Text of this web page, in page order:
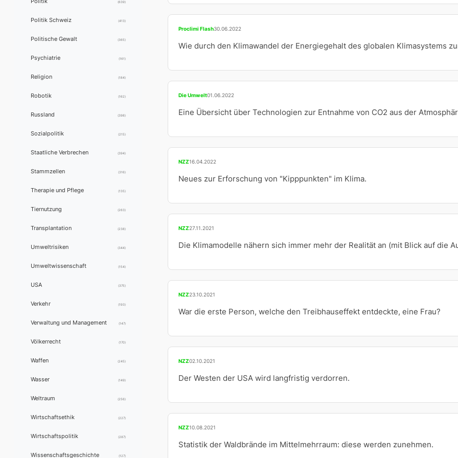
Politik (639)
Politik Schweiz (413)
Politische Gewalt (365)
Psychiatrie (161)
Religion (184)
Robotik (162)
Russland (398)
Sozialpolitik (215)
Staatliche Verbrechen (394)
Stammzellen (316)
Therapie und Pflege (135)
Tiernutzung (263)
Transplantation (238)
Umweltrisiken (344)
Umweltwissenschaft (154)
USA (375)
Verkehr (193)
Verwaltung und Management (147)
Völkerrecht (170)
Waffen (245)
Wasser (149)
Weltraum (256)
Wirtschaftsethik (227)
Wirtschaftspolitik (287)
Wissenschaftsgeschichte (127)
Proclimi Flash30.06.2022
Wie durch den Klimawandel der Energiegehalt des globalen Klimasystems
Die Umwelt01.06.2022
Eine Übersicht über Technologien zur Entnahme von CO2 aus der
NZZ16.04.2022
Neues zur Erforschung von "Kipppunkten" im Klima.
NZZ27.11.2021
Die Klimamodelle nähern sich immer mehr der Realität an (mit Blick auf die
NZZ23.10.2021
War die erste Person, welche den Treibhauseffekt entdeckte, eine Frau?
NZZ02.10.2021
Der Westen der USA wird langfristig verdorren.
NZZ10.08.2021
Statistik der Waldbrände im Mittelmehrraum: diese werden zunehmen.